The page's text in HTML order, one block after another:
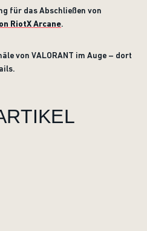
für das Abschließen von
RiotX Arcane.
von VALORANT im Auge – dort